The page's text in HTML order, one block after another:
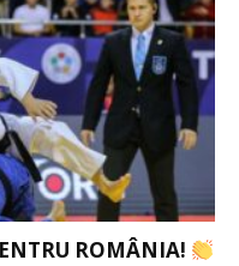
ROMÂNIA!